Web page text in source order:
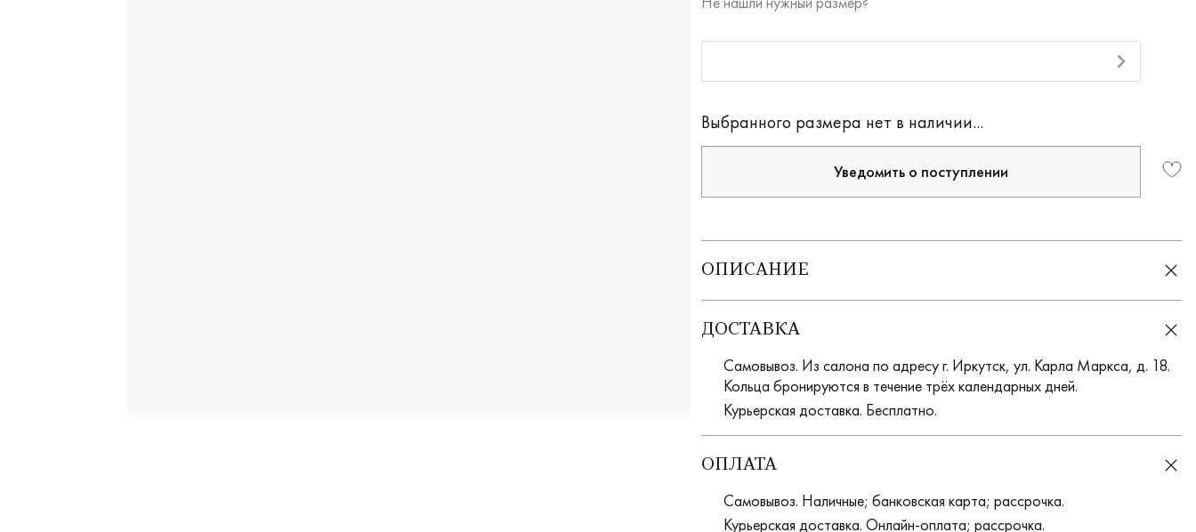
Выбранного размера нет в наличии...
Уведомить о поступлении
ОПИСАНИЕ
ДОСТАВКА
Самовывоз. Из салона по адресу г. Иркутск, ул. Карла Маркса, д. 18.
Кольца бронируются в течение трёх календарных дней.
Курьерская доставка. Бесплатно.
ОПЛАТА
Самовывоз. Наличные; банковская карта; рассрочка.
Курьерская доставка. Онлайн-оплата; рассрочка.